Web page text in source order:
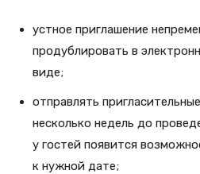
устное приглашение
продублировать в
виде;
отправлять
несколько недель до
у гостей появится
к нужной дате;